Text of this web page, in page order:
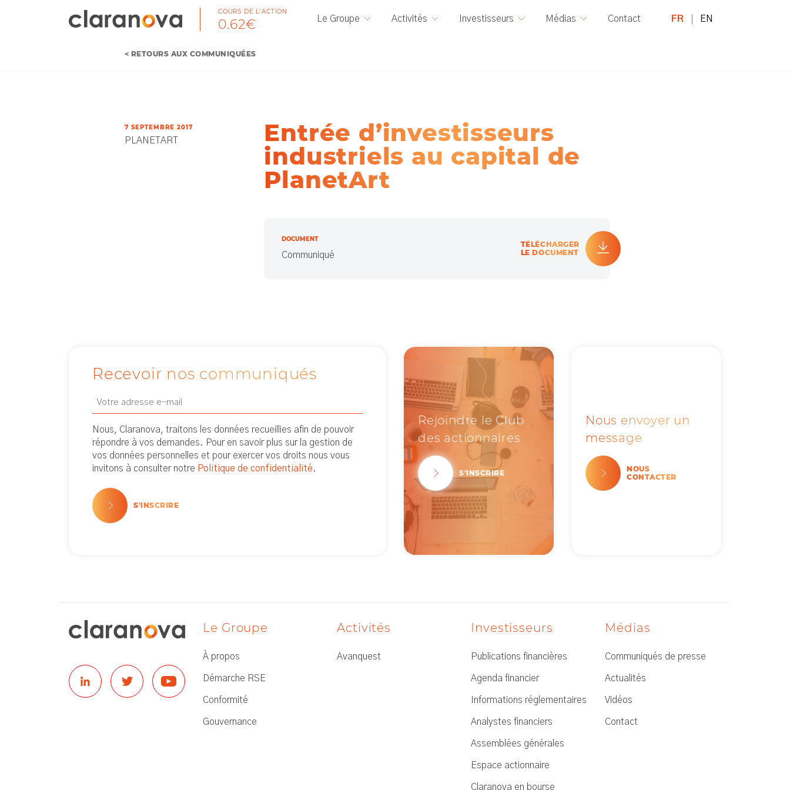
COURS DE L’ACTION
0.62€ Le Groupe Activités Investisseurs Médias Contact FR EN
< RETOURS AUX COMMUNIQUÉES
7 SEPTEMBRE 2017
PLANETART
Entrée d’investisseurs
industriels au capital de
PlanetArt
DOCUMENT
Communiqué
TÉLÉCHARGER
LE DOCUMENT
Recevoir nos communiqués
Email
(Nécessaire)
Nous, Claranova, traitons les données recueillies afin de pouvoir
répondre à vos demandes. Pour en savoir plus sur la gestion de
vos données personnelles et pour exercer vos droits nous vous
invitons à consulter notre Politique de confidentialité.
S'INSCRIRE
Rejoindre le Club
des actionnaires
S'INSCRIRE
Nous envoyer un
message
NOUS
CONTACTER
Le Groupe
À propos
Démarche RSE
Conformité
Gouvernance
Activités
Avanquest
Investisseurs
Publications financières
Agenda financier
Informations réglementaires
Analystes financiers
Assemblées générales
Espace actionnaire
Claranova en bourse
Médias
Communiqués de presse
Actualités
Vidéos
Contact